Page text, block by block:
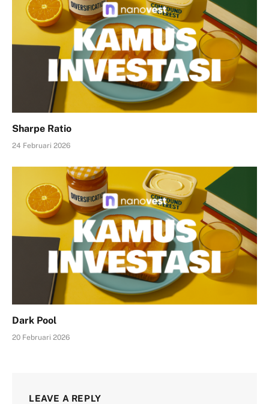
Sharpe Ratio
24 Februari 2026
Dark Pool
20 Februari 2026
LEAVE A REPLY